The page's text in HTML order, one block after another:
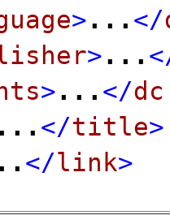
>... </
>...
>... </
... </title>
</link>